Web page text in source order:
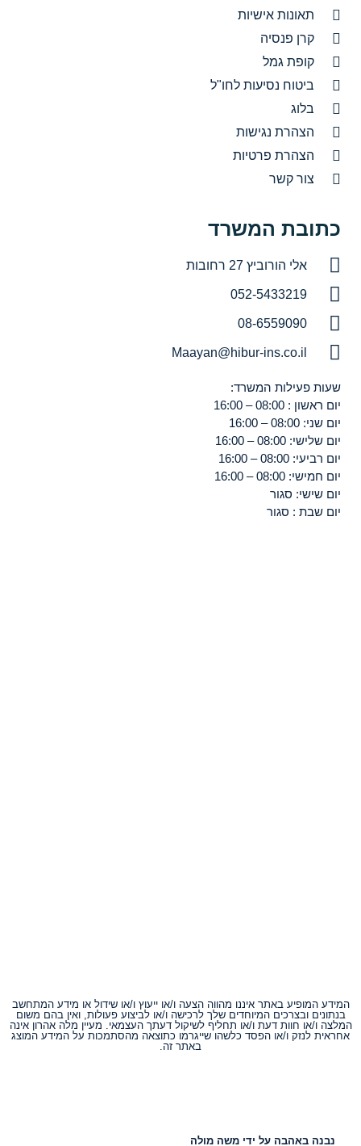
תאונות אישיות
קרן פנסיה
קופת גמל
ביטוח נסיעות לחו"ל
בלוג
הצהרת נגישות
הצהרת פרטיות
צור קשר
כתובת המשרד
אלי הורוביץ 27 רחובות
052-5433219
08-6559090
Maayan@hibur-ins.co.il
שעות פעילות המשרד:
יום ראשון : 08:00 – 16:00
יום שני: 08:00 – 16:00
יום שלישי: 08:00 – 16:00
יום רביעי: 08:00 – 16:00
יום חמישי: 08:00 – 16:00
יום שישי: סגור
יום שבת : סגור
המידע המופיע באתר איננו מהווה הצעה ו/או ייעוץ ו/או שידול או מידע המתחשב
בנתונים ובצרכים המיוחדים שלך לרכישה ו/או לביצוע פעולות, ואין בהם משום
המלצה ו/או חוות דעת ו/או תחליף לשיקול דעתך העצמאי. מעיין מלה אהרון אינה
אחראית לנזק ו/או הפסד כלשהו שייגרמו כתוצאה מהסתמכות על המידע המוצג
באתר זה.
נבנה באהבה על ידי משה מולה